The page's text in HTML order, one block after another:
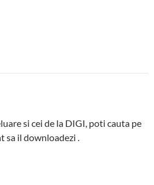
si cei de la DIGI, poti cauta pe
sa il downloadezi .